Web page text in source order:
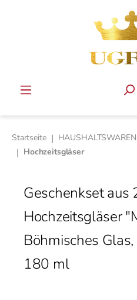
Startseite | HAUSHALTSWAREN
| Hochzeitsgläser
Geschenkset aus
Hochzeitsgläser
Böhmisches
180 ml